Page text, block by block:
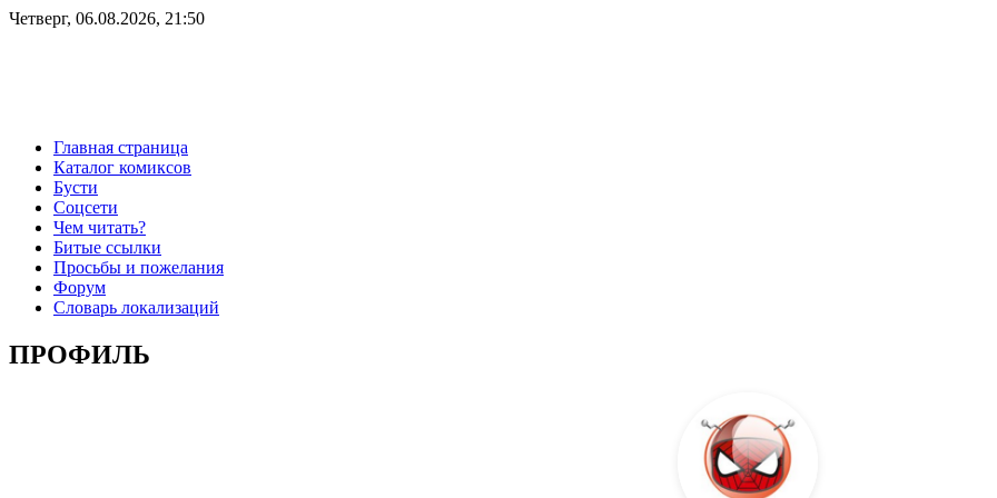
Четверг, 06.08.2026, 21:50
Главная страница
Каталог комиксов
Бусти
Соцсети
Чем читать?
Битые ссылки
Просьбы и пожелания
Форум
Словарь локализаций
ПРОФИЛЬ